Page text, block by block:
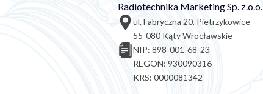
Radiotechnika Marketing Sp. z.o.o.
ul. Fabryczna 20, Pietrzykowice
55-080 Kąty Wrocławskie
NIP: 898-001-68-23
REGON: 930090316
KRS: 0000081342